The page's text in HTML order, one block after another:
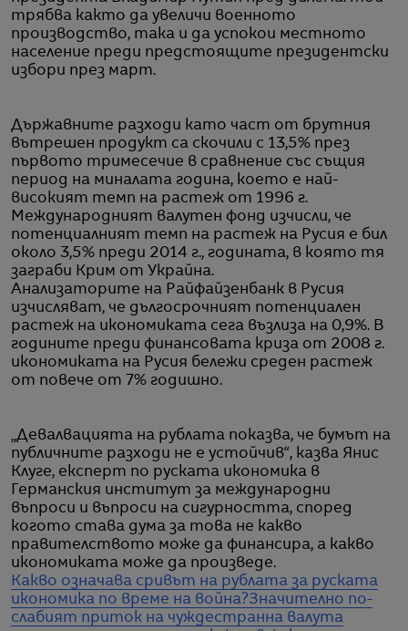
трябва както да увеличи военното
производство, така и да успокои местното
население преди предстоящите президентски
избори през март.
Държавните разходи като част от брутния
вътрешен продукт са скочили с 13,5% през
първото тримесечие в сравнение със същия
период на миналата година, което е най-
високият темп на растеж от 1996 г.
Международният валутен фонд изчисли, че
потенциалният темп на растеж на Русия е бил
около 3,5% преди 2014 г., годината, в която тя
заграби Крим от Украйна.
Анализаторите на Райфайзенбанк в Русия
изчисляват, че дългосрочният потенциален
растеж на икономиката сега възлиза на 0,9%. В
годините преди финансовата криза от 2008 г.
икономиката на Русия бележи среден растеж
от повече от 7% годишно.
„Девалвацията на рублата показва, че бумът на
публичните разходи не е устойчив“, казва Янис
Клуге, експерт по руската икономика в
Германския институт за международни
въпроси и въпроси на сигурността, според
когото става дума за това не какво
правителството може да финансира, а какво
икономиката може да произведе.
Какво означава сривът на рублата за руската
икономика по време на война?Значително по-
слабият приток на чуждестранна валута